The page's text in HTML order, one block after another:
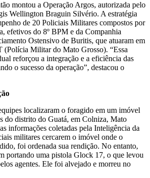
montou a Operação Argos, autorizada pelo
Wellington Braguin Silvério. A estratégia
de 20 Policiais Militares compostos por
efetivos do 8º BPM e da Companhia
Ostensivo de Buritis, que atuaram em
(Polícia Militar do Mato Grosso). “Essa
reforçou a integração e a eficiência das
o sucesso da operação”, destacou o
localizaram o foragido em um imóvel
do distrito do Guatá, em Colniza, Mato
informações coletadas pela Inteligência da
militares cercarem o imóvel onde o
foi ordenada sua rendição. No entanto,
portando uma pistola Glock 17, o que levou
agentes. Ele foi alvejado e morreu no